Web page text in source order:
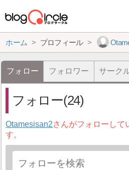
ホーム プロフィール
フォロー フォロワー サーク
フォロー(24)
Otamesisan2さんがフォローして
す。